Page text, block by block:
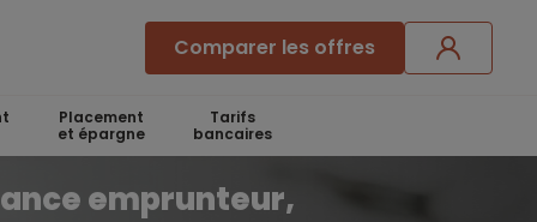
Comparer les offres
Placement
et épargne
Tarifs
bancaires
emprunteur,